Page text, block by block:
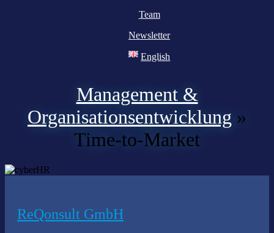
Team
Newsletter
English
Management &
Organisationsentwicklung »
Time-to-Market
ReQonsult GmbH